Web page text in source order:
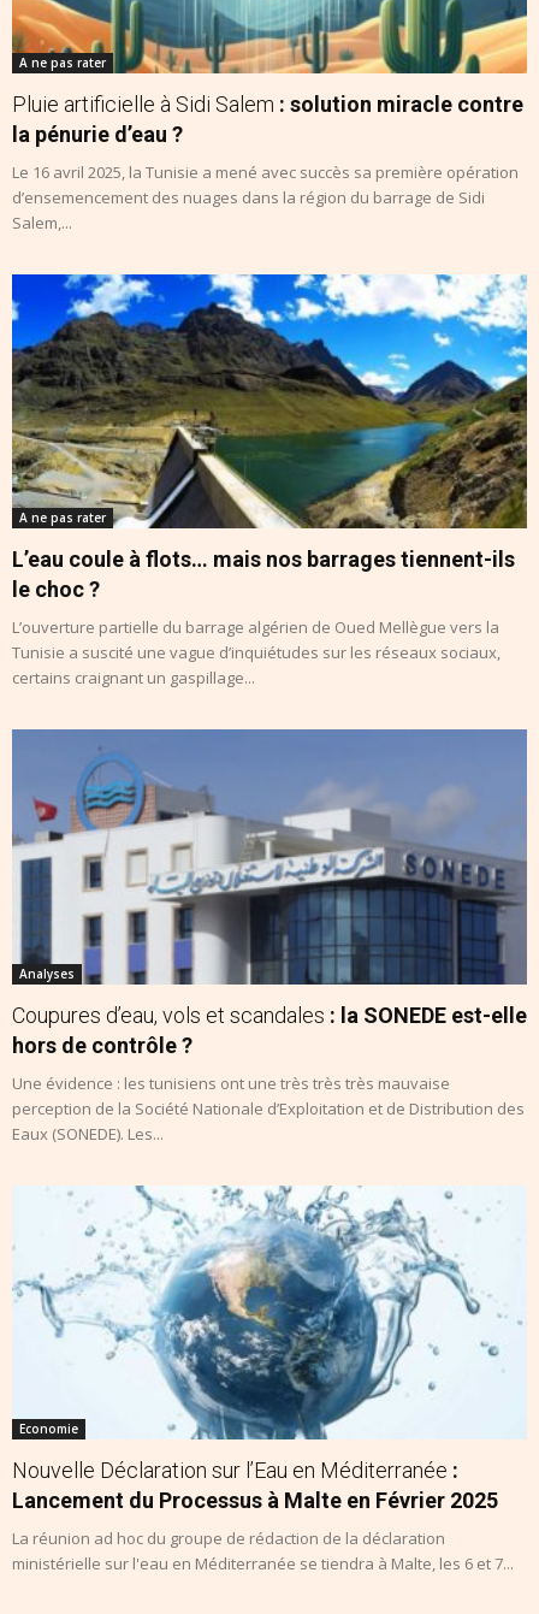
A ne pas rater
Pluie artificielle à Sidi Salem : solution miracle contre
la pénurie d’eau ?
Le 16 avril 2025, la Tunisie a mené avec succès sa première opération
d’ensemencement des nuages dans la région du barrage de Sidi
Salem,...
A ne pas rater
L’eau coule à flots… mais nos barrages tiennent-ils
le choc ?
L’ouverture partielle du barrage algérien de Oued Mellègue vers la
Tunisie a suscité une vague d’inquiétudes sur les réseaux sociaux,
certains craignant un gaspillage...
Analyses
Coupures d’eau, vols et scandales : la SONEDE est-elle
hors de contrôle ?
Une évidence : les tunisiens ont une très très très mauvaise
perception de la Société Nationale d’Exploitation et de Distribution des
Eaux (SONEDE). Les...
Economie
Nouvelle Déclaration sur l’Eau en Méditerranée :
Lancement du Processus à Malte en Février 2025
La réunion ad hoc du groupe de rédaction de la déclaration
ministérielle sur l'eau en Méditerranée se tiendra à Malte, les 6 et 7...